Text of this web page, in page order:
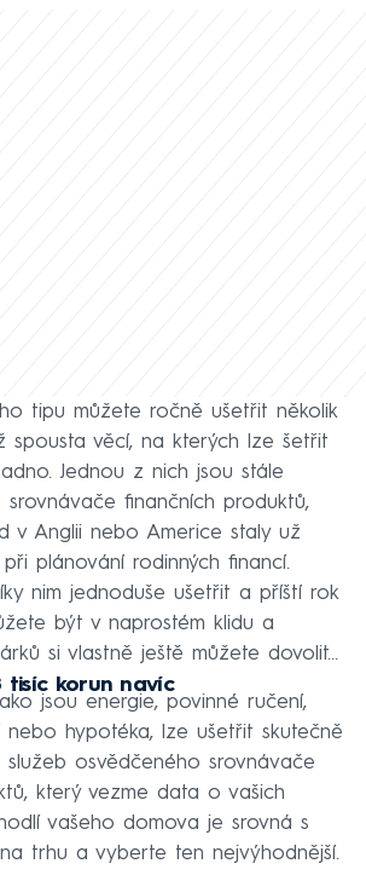
tipu můžete ročně ušetřit několik
spousta věcí, na kterých lze šetřit
Jednou z nich jsou stále
srovnávače finančních produktů,
v Anglii nebo Americe staly už
plánování rodinných financí.
nim jednoduše ušetřit a příští rok
být v naprostém klidu a
si vlastně ještě můžete dovolit...
tisíc korun navíc
jsou energie, povinné ručení,
nebo hypotéka, lze ušetřit skutečně
služeb osvědčeného srovnávače
který vezme data o vašich
vašeho domova je srovná s
trhu a vyberte ten nejvýhodnější.